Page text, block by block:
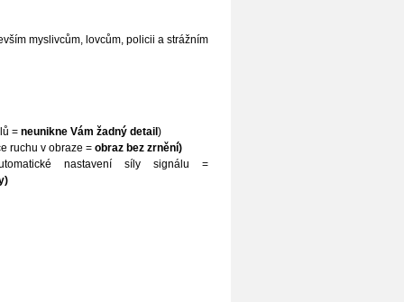
myslivcům, lovcům, policii a strážním
= neunikne Vám žadný detail )
ruchu v obraze = obraz bez zrnění)
nastavení síly signálu =